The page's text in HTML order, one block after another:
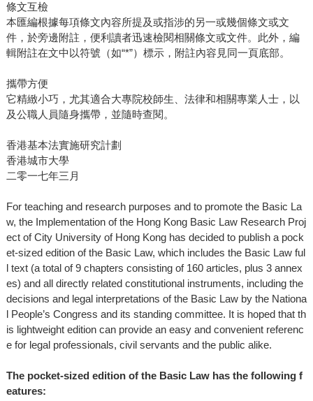
條文互檢
本匯編根據每項條文內容所提及或指涉的另一或幾個條文或文
件，於旁邊附註，便利讀者迅速檢閱相關條文或文件。此外，編
輯附註在文中以符號（如“*”）標示，附註內容見同一頁底部。
攜帶方便
它精緻小巧，尤其適合大專院校師生、法律和相關專業人士，以
及公職人員隨身攜帶，並隨時查閱。
香港基本法實施研究計劃
香港城市大學
二零一七年三月
For teaching and research purposes and to promote the Basic La
w, the Implementation of the Hong Kong Basic Law Research Proj
ect of City University of Hong Kong has decided to publish a pock
et-sized edition of the Basic Law, which includes the Basic Law ful
l text (a total of 9 chapters consisting of 160 articles, plus 3 annex
es) and all directly related constitutional instruments, including the
decisions and legal interpretations of the Basic Law by the Nationa
l People’s Congress and its standing committee. It is hoped that th
is lightweight edition can provide an easy and convenient referenc
e for legal professionals, civil servants and the public alike.
The pocket-sized edition of the Basic Law has the following f
eatures: